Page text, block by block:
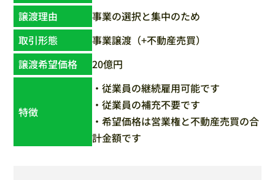
譲渡理由
事業の選択と集中のため
取引形態
事業譲渡（+不動産売買）
譲渡希望価格
20億円
特徴
・従業員の継続雇用可能です
・従業員の補充不要です
・希望価格は営業権と不動産売買の合
計金額です